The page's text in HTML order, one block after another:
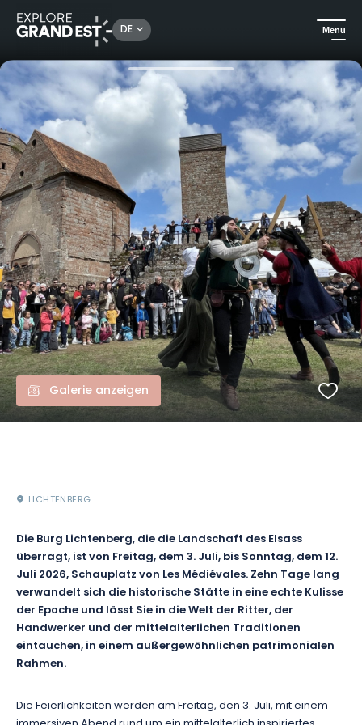
DE Menu
Sehenswertes in der Region Grand Est Die Mittelalterlichen Spiele auf Burg Lichtenberg
Galerie anzeigen
LICHTENBERG
Die Burg Lichtenberg, die die Landschaft des Elsass
überragt, ist von Freitag, dem 3. Juli, bis Sonntag, dem 12.
Juli 2026, Schauplatz von Les Médiévales. Zehn Tage lang
verwandelt sich die historische Stätte in eine echte Kulisse
der Epoche und lässt Sie in die Welt der Ritter, der
Handwerker und der mittelalterlichen Traditionen
eintauchen, in einem außergewöhnlichen patrimonialen
Rahmen.
Die Feierlichkeiten werden am Freitag, den 3. Juli, mit einem